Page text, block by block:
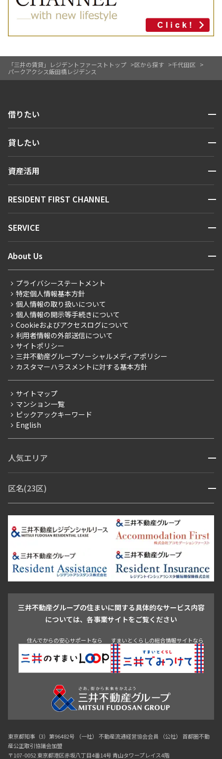
「三井の賃貸」レジデントファーストトップ 区から探す
千代田区
パークアクシス飯田橋レジデンス
借りたい 開閉
人気エリアから探す
新着情報から探す
新着募集情報
こだわりから探す
こだわり一覧
プレミアムマンション
新築
当社限定（港区・渋谷区）
当社限定（港区・渋谷区以外）
三井不動産企画
賃料改定
フリーレント
ペット可
ブランドマンション
貸したい 開閉
お問い合わせ
資産活用 開閉
お問い合わせ
RESIDENT FIRST CHANNEL 開閉
マンションレポート
住まいのコラム
SERVICE 開閉
会員ページ
ご入居・提携サービス
お部屋探しからご契約まで
よくあるご質問
社宅紹介
【仲介会社様向け】当社仲介事業部取り扱い物件入居申込
About Us 開閉
会社情報
事業案内
採用情報
ニュースリリース
お問い合わせ
プライバシーステートメント
特定個人情報基本方針
個人情報の取り扱いについて
個人情報の開示等手続きについて
Cookieおよびアクセスログについて
利用者情報の外部送信について
サイトポリシー
三井不動産グループソーシャルメディアポリシー
カスタマーハラスメントに対する基本方針
サイトマップ
マンション一覧
ピックアックキーワード
English
人気エリア 開閉
青山・表参道・原宿
市ヶ谷・神楽坂・飯田橋
三田・芝・浜松町
芝浦・汐留・品川
月島・勝どき・豊洲
本郷・春日・小石川
目白・高田馬場・早稲田
池尻大橋・三軒茶屋
祐天寺・学芸大学・自由が丘
駒沢・用賀・二子玉川
成城・砧
池袋・板橋・王子
青山 渋谷 東京・大手町 新宿 品川
目黒・中目黒
区名(23区) 開閉
江東区 台東区 墨田区
中野区
豊島区
杉並区 板橋区 練馬区 荒川区
足立区
葛飾区
江戸川区
三井不動産グループの住まいに関する具体的なサービス内容
については、各事業サイトをご覧ください
住んでからの安心サポートなら すまいとくらしの総合情報サイトなら
東京都知事（3）第96482号 （一社） 不動産流通経営協会会員 （公社） 首都圏不動
産公正取引協議会加盟
〒107-0052 東京都港区赤坂八丁目4番14号 青山タワープレイス4階